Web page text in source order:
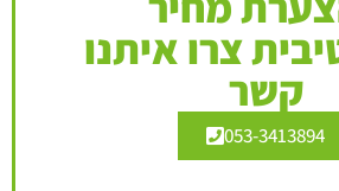
צרו איתנו
קשר
053-3413894